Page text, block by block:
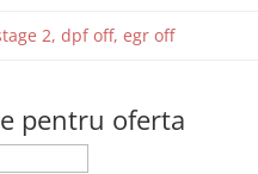
2, dpf off, egr off
pentru oferta